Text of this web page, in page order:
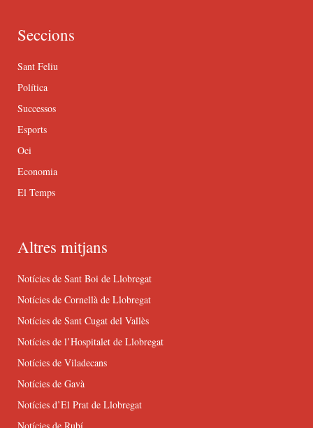
Seccions
Sant Feliu
Política
Successos
Esports
Oci
Economia
El Temps
Altres mitjans
Notícies de Sant Boi de Llobregat
Notícies de Cornellà de Llobregat
Notícies de Sant Cugat del Vallès
Notícies de l’Hospitalet de Llobregat
Notícies de Viladecans
Notícies de Gavà
Notícies d’El Prat de Llobregat